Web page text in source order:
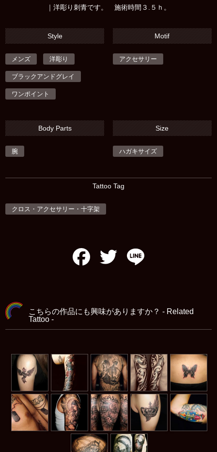
｜洋彫り刺青です。 施術時間３.５ｈ。
Style
メンズ 洋彫り
ブラックアンドグレイ
ワンポイント
Motif
アクセサリー
Body Parts
腕
Size
ハガキサイズ
Tattoo Tag
クロス・アクセサリー・十字架
FacebookTwitter
こちらの作品にも興味がありますか？ - Related
Tattoo -